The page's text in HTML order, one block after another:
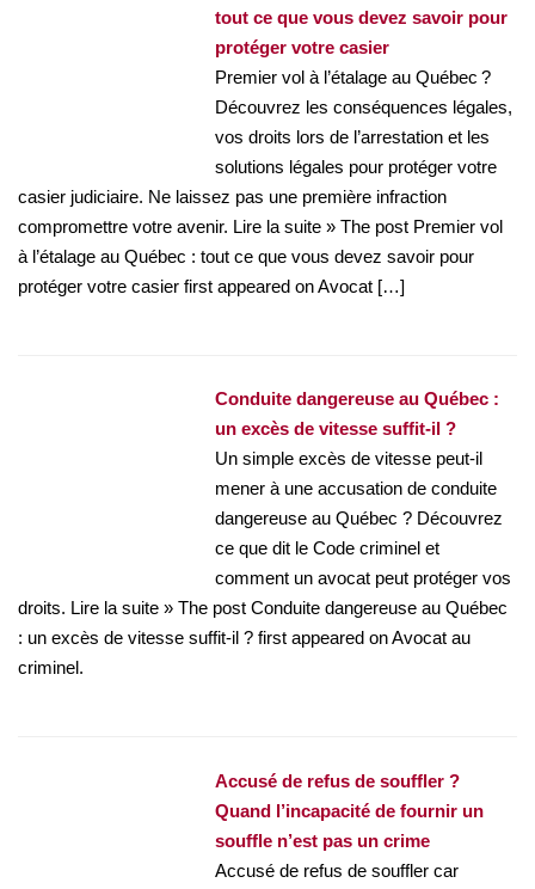
tout ce que vous devez savoir pour
protéger votre casier
Premier vol à l’étalage au Québec ?
Découvrez les conséquences légales,
vos droits lors de l’arrestation et les
solutions légales pour protéger votre
casier judiciaire. Ne laissez pas une première infraction
compromettre votre avenir. Lire la suite » The post Premier vol
à l’étalage au Québec : tout ce que vous devez savoir pour
protéger votre casier first appeared on Avocat […]
Conduite dangereuse au Québec :
un excès de vitesse suffit-il ?
Un simple excès de vitesse peut-il
mener à une accusation de conduite
dangereuse au Québec ? Découvrez
ce que dit le Code criminel et
comment un avocat peut protéger vos
droits. Lire la suite » The post Conduite dangereuse au Québec
: un excès de vitesse suffit-il ? first appeared on Avocat au
criminel.
Accusé de refus de souffler ?
Quand l’incapacité de fournir un
souffle n’est pas un crime
Accusé de refus de souffler car